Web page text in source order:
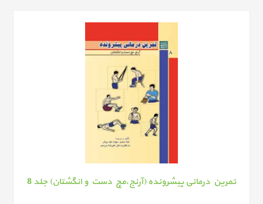
تمرین درمانی پیشرونده (آرنج،مچ دست و انگشتان) جلد 8